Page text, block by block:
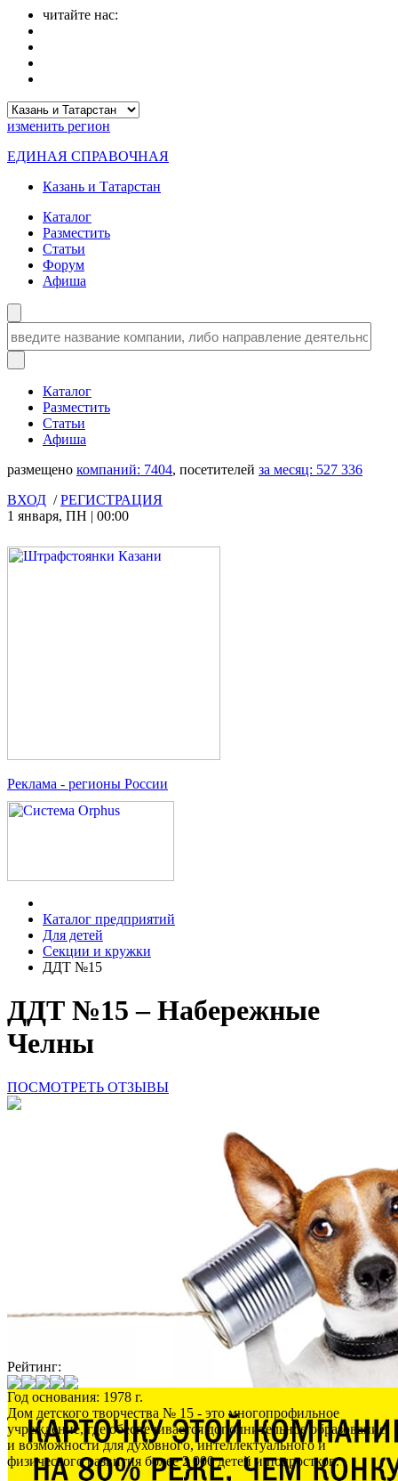
читайте нас:
изменить регион
ЕДИНАЯ СПРАВОЧНАЯ
Казань и Татарстан
Каталог
Разместить
Статьи
Форум
Афиша
Каталог
Разместить
Статьи
Афиша
размещено компаний: 7404, посетителей за месяц: 527 336
ВХОД /РЕГИСТРАЦИЯ
1 января, ПН | 00:00
Реклама - регионы России
Каталог предприятий
Для детей
Секции и кружки
ДДТ №15
ДДТ №15 – Набережные
Челны
ПОСМОТРЕТЬ ОТЗЫВЫ
Рейтинг:
Год основания: 1978 г.
Дом детского творчества № 15 - это многопрофильное
учреждение, где обеспечивается дополнительное образование
и возможности для духовного, интеллектуального и
физического развития более 2 000 детей и подростков.